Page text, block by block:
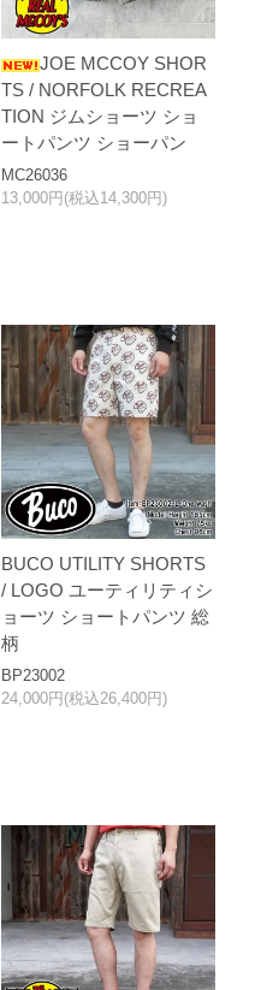
JOE MCCOY SHOR
TS / NORFOLK RECREA
TION ジムショーツ ショ
ートパンツ ショーパン
MC26036
13,000円(税込14,300円)
BUCO UTILITY SHORTS
/ LOGO ユーティリティシ
ョーツ ショートパンツ 総
柄
BP23002
24,000円(税込26,400円)